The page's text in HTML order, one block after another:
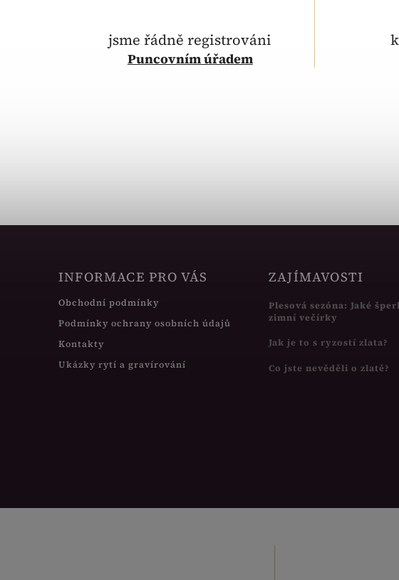
jsme řádně registrováni
Puncovním úřadem
INFORMACE PRO VÁS
Obchodní podmínky
Podmínky ochrany osobních údajů
Kontakty
Ukázky rytí a gravírování
ZAJÍMAVOSTI
Plesová sezóna: Jaké
zimní večírky
Jak je to s ryzostí zlata?
Co jste nevěděli o zlatě?